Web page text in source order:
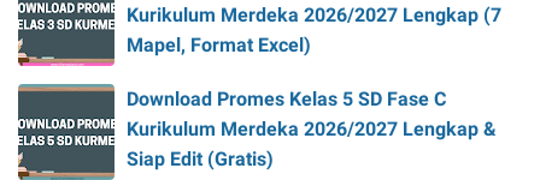
Kurikulum Merdeka 2026/2027 Lengkap (7
Mapel, Format Excel)
Download Promes Kelas 5 SD Fase C
Kurikulum Merdeka 2026/2027 Lengkap &
Siap Edit (Gratis)